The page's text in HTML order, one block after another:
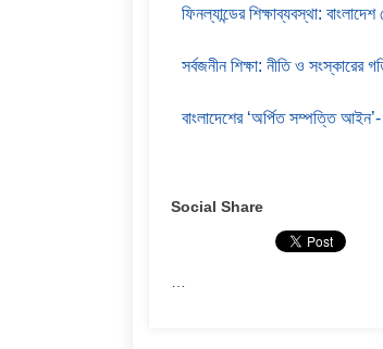
ফিনল্যান্ডের শিক্ষাব্যবস্থা:
সর্বজনীন শিক্ষা: নীতি ও সংস্কারের
বাংলাদেশের ‘অর্পিত সম্পত্তি আইন’-
Social Share